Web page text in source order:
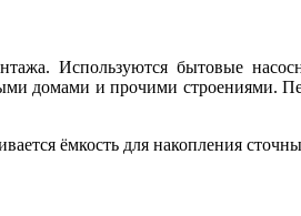
Используются бытовые
и прочими строениями.
ёмкость для накопления